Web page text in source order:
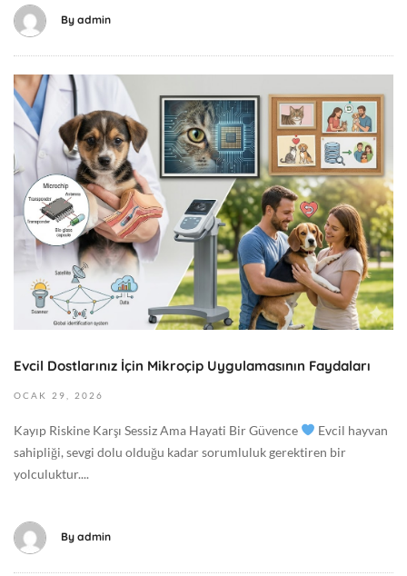
5
T
0
8
:
:
G
n
e
By admin
M
a
y
ı
s
3
0
2
-
0
1
9
Evcil Dostlarınız İçin Mikroçip Uygulamasının Faydaları
OCAK 29, 2026
Kayıp Riskine Karşı Sessiz Ama Hayati Bir Güvence
Evcil hayvan
sahipliği, sevgi dolu olduğu kadar sorumluluk gerektiren bir
yolculuktur....
By admin